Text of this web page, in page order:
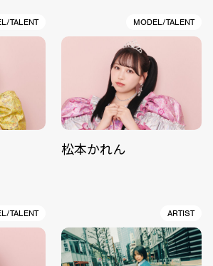
TALENT MODEL/TALENT
松本かれん
TALENT ARTIST